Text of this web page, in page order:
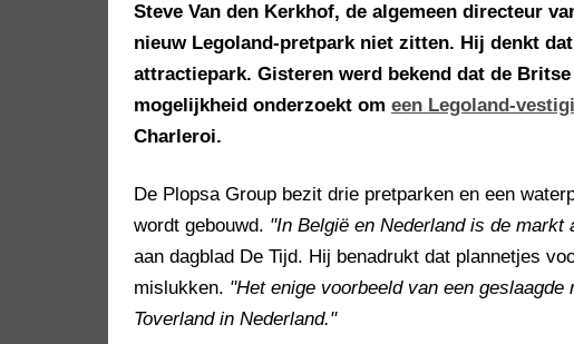
Steve Van den Kerkhof, de algemeen directeur
nieuw Legoland-pretpark niet zitten. Hij denkt
attractiepark. Gisteren werd bekend dat de
mogelijkheid onderzoekt om een Legoland-
Charleroi.
De Plopsa Group bezit drie pretparken en een
wordt gebouwd. "In België en Nederland is de markt
aan dagblad De Tijd. Hij benadrukt dat plannetjes
mislukken. "Het enige voorbeeld van een
Toverland in Nederland."